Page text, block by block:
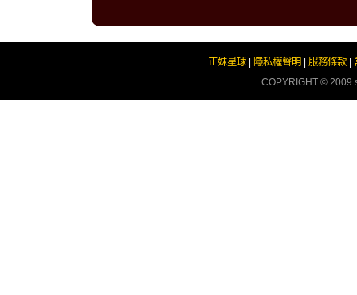
正妹星球| 隱私權聲明 服務條款|
COPYRIGHT © 2009